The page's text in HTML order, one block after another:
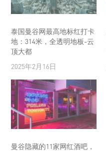
泰国曼谷网最高地标红打卡
地：314米，全透明地板-云
顶大都
2025年2月16日
曼谷隐藏的11家网红酒吧，